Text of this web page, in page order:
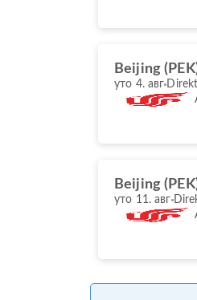
Beijing
уто 4. авг
Beijing
уто 11. авг